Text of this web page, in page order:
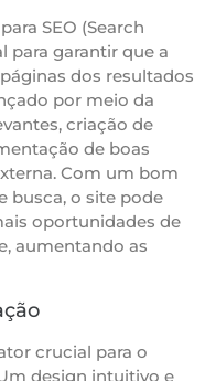
SEO (Search
para garantir que a
dos resultados
por meio da
criação de
de boas
Com um bom
busca, o site pode
oportunidades de
aumentando as
crucial para o
design intuitivo e